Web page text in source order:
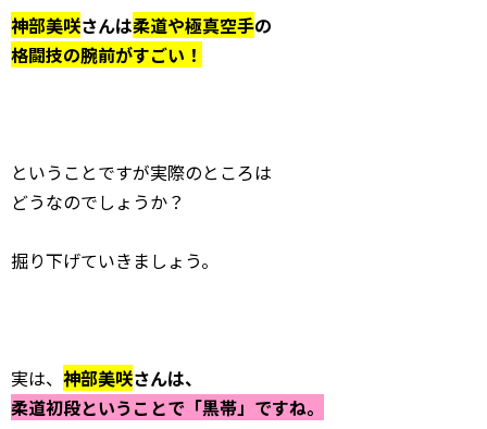
神部美咲さんは柔道や極真空手の
格闘技の腕前がすごい！
ということですが実際のところは
どうなのでしょうか？
掘り下げていきましょう。
実は、 神部美咲さんは、
柔道初段ということで「黒帯」ですね。